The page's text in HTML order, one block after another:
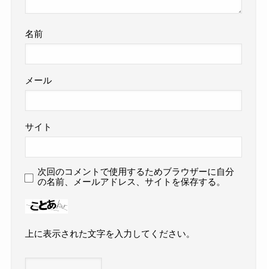
名前
メール
サイト
次回のコメントで使用するためブラウザーに自分
の名前、メールアドレス、サイトを保存する。
上に表示された文字を入力してください。